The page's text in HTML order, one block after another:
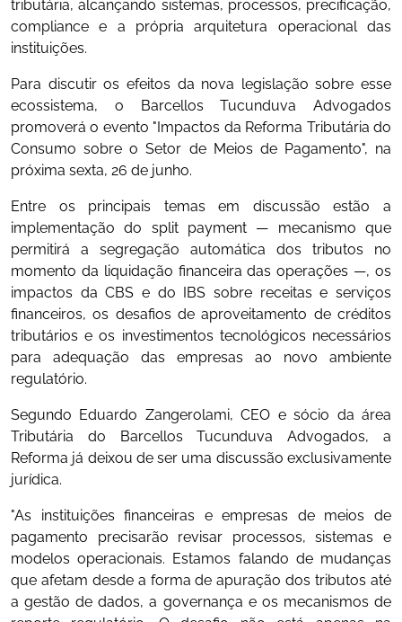
tributária, alcançando sistemas, processos, precificação,
compliance e a própria arquitetura operacional das
instituições.
Para discutir os efeitos da nova legislação sobre esse
ecossistema, o Barcellos Tucunduva Advogados
promoverá o evento "Impactos da Reforma Tributária do
Consumo sobre o Setor de Meios de Pagamento", na
próxima sexta, 26 de junho.
Entre os principais temas em discussão estão a
implementação do split payment — mecanismo que
permitirá a segregação automática dos tributos no
momento da liquidação financeira das operações —, os
impactos da CBS e do IBS sobre receitas e serviços
financeiros, os desafios de aproveitamento de créditos
tributários e os investimentos tecnológicos necessários
para adequação das empresas ao novo ambiente
regulatório.
Segundo Eduardo Zangerolami, CEO e sócio da área
Tributária do Barcellos Tucunduva Advogados, a
Reforma já deixou de ser uma discussão exclusivamente
jurídica.
"As instituições financeiras e empresas de meios de
pagamento precisarão revisar processos, sistemas e
modelos operacionais. Estamos falando de mudanças
que afetam desde a forma de apuração dos tributos até
a gestão de dados, a governança e os mecanismos de